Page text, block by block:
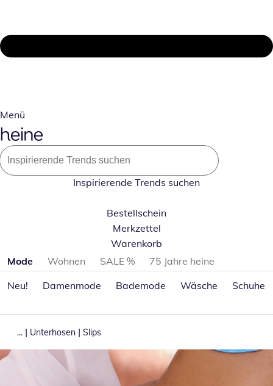
Menü
Inspirierende Trends suchen
Bestellschein
Merkzettel
Warenkorb
Produktkategorien überspringen
Mode Wohnen SALE %
75 Jahre heine
Neu!
Damenmode Bademode Wäsche Schuhe
... | Unterhosen | Slips